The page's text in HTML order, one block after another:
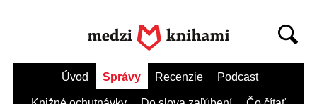
Úvod Správy Recenzie Podcast